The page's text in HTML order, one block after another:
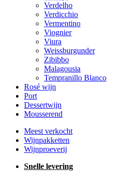
Verdelho
Verdicchio
Vermentino
Viognier
Viura
Weissburgunder
Zibibbo
Malagousia
Tempranillo Blanco
Rosé wijn
Port
Dessertwijn
Mousserend
Meest verkocht
Wijnpakketten
Wijnproeverij
Snelle levering